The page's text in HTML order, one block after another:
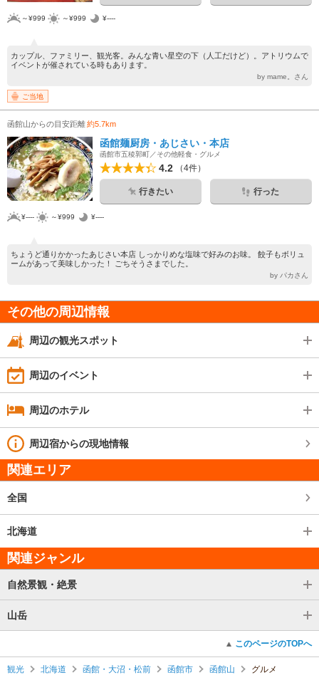
～¥999 ～¥999 ¥----
カップル、ファミリー、観光客。みんな青い星空の下（人工だけど）。アトリウムで
イベントが催されている時もあります。
by mame。さん
ご当地
函館山からの目安距離約5.7km
函館麺厨房・あじさい・本店
函館市五稜郭町／その他軽食・グルメ
4.2 （4件）
行きたい 行った
¥---- ～¥999 ¥----
ちょうど通りかかったあじさい本店 しっかりめな塩味で好みのお味。 餃子もボリュ
ームがあって美味しかった！ ごちそうさまでした。
by パカさん
その他の周辺情報
周辺の観光スポット
周辺のイベント
周辺のホテル
周辺宿からの現地情報
関連エリア
全国
北海道
関連ジャンル
自然景観・絶景
山岳
このページのTOPへ
観光 北海道 函館・大沼・松前 函館市 函館山 グルメ